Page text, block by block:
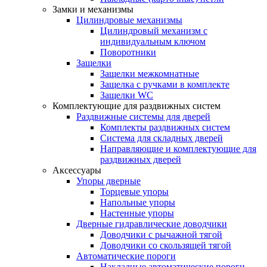
Замки и механизмы
Цилиндровые механизмы
Цилиндровый механизм с
индивидуальным ключом
Поворотники
Защелки
Защелки межкомнатные
Защелка с ручками в комплекте
Защелки WC
Комплектующие для раздвижных систем
Раздвижные системы для дверей
Комплекты раздвижных систем
Система для складных дверей
Направляющие и комплектующие для
раздвижных дверей
Аксессуары
Упоры дверные
Торцевые упоры
Напольные упоры
Настенные упоры
Дверные гидравлические доводчики
Доводчики с рычажной тягой
Доводчики со скользящей тягой
Автоматические пороги